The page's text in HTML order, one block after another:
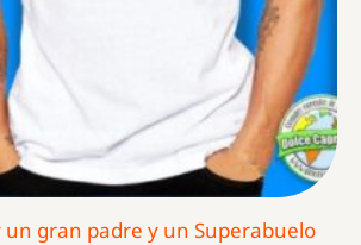
un gran padre y un Superabuelo